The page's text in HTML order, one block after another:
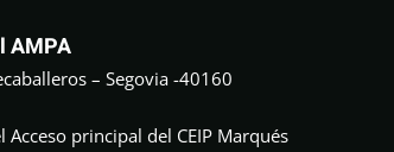
AMPA
– Segovia -40160
Acceso principal del CEIP Marqués